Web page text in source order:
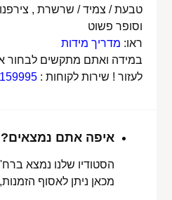
טבעת / צמיד / שרשרת ,
וסופר פשוט
ראו: מדריך מידות
במידה ואתם מתקשים לבחור
לעזור ! שירות לקוחות :
איפה אתם נמצאים?
מכאן ניתן לאסוף